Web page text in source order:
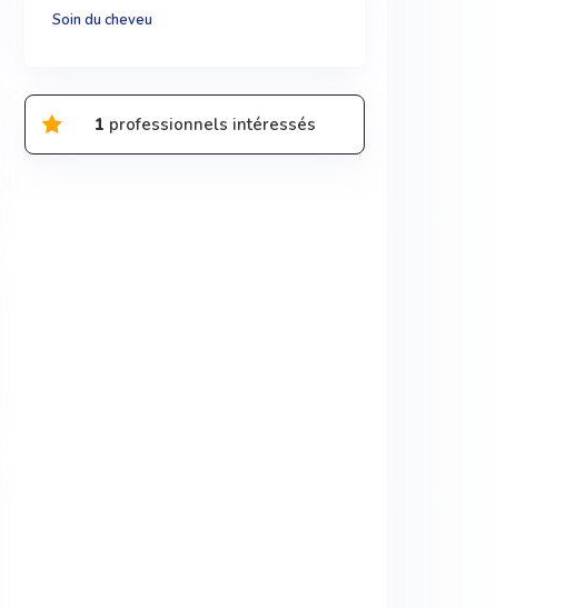
Soin du cheveu
1 professionnels intéressés